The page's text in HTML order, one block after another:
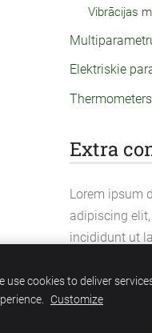
Vibrācijas
Elektriskie
Thermometers
Extra
Lorem ipsum
adipiscing
incididunt ut
exercitation
commodo
use cookies to deliver
Customize